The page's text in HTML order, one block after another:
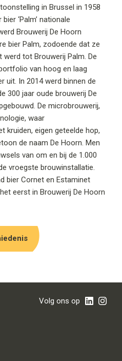
in Brussel in 1958
‘Palm’ nationale
Brouwerij De Hoorn
bier Palm, zodoende dat ze
tot Brouwerij Palm. De
van hoog en laag
uit. In 2014 werd binnen de
300 jaar oude brouwerij De
De microbrouwerij,
waar
kruiden, eigen geteelde hop,
de naam De Hoorn. Men
van om en bij de 1.000
vroegste brouwinstallatie.
bier Cornet en Estaminet
eerst in Brouwerij De Hoorn
Volg ons op